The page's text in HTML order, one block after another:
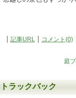
記事URL コメント(0)
庭
トラックバック